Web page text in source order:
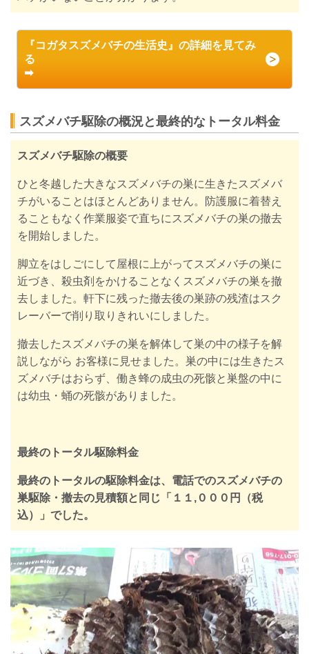
『コガタスズメバチの生活史』の詳細を見てみ
る
➡
スズメバチ駆除の概況と最終的なトータル料金
スズメバチ駆除の概要
ひと冬越した大きなスズメバチの巣に生きたスズメバ
チがいることはほとんどありません。防護服に着替え
ることもなく作業服姿で直ちにスズメバチの巣の撤去
を開始しました。
脚立をはしごにして屋根に上がってスズメバチの巣に
近づき、殺虫剤をかけることなくスズメバチの巣を撤
去しました。軒下に残った撤去後の巣跡の残渣はスク
レーバーで削り取りきれいにしました。
撤去したスズメバチの巣を解体して巣の中の様子を解
説しながら お客様に見せました。巣の中には生きたス
ズメバチはおらず、働き蜂の成虫の死骸と巣盤の中に
は幼虫・蛹の死骸がありました。
最終のトータル駆除料金
最終のトータルの駆除料金は、 電話でのスズメバチの
巣駆除・撤去の見積額と同じ「１１,０００円（税
込）」 でした。